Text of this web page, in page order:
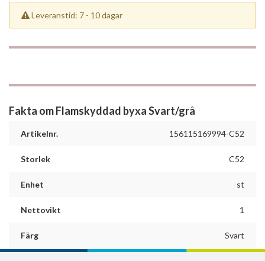
Leveranstid: 7 - 10 dagar
Fakta om Flamskyddad byxa Svart/grå
Artikelnr. 156115169994-C52
Storlek C52
Enhet st
Nettovikt 1
Färg Svart